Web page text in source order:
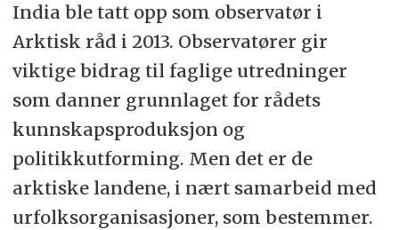
India ble tatt opp som observatør i
Arktisk råd i 2013. Observatører gir
viktige bidrag til faglige utredninger
som danner grunnlaget for rådets
kunnskapsproduksjon og
politikkutforming. Men det er de
arktiske landene, i nært samarbeid med
urfolksorganisasjoner, som bestemmer.